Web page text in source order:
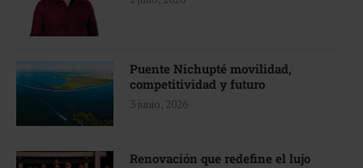
Puente Nichupté movilidad,
competitividad y futuro
3 junio, 2026
Renovación que redefine el lujo